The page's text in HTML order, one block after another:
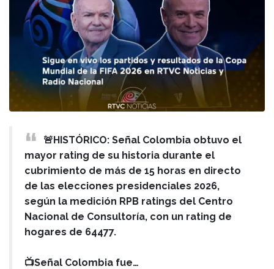
🚨HISTÓRICO: Señal Colombia obtuvo el
mayor rating de su historia durante el
cubrimiento de más de 15 horas en directo
de las elecciones presidenciales 2026,
según la medición RPB ratings del Centro
Nacional de Consultoría, con un rating de
hogares de 64477.
📺Señal Colombia fue…